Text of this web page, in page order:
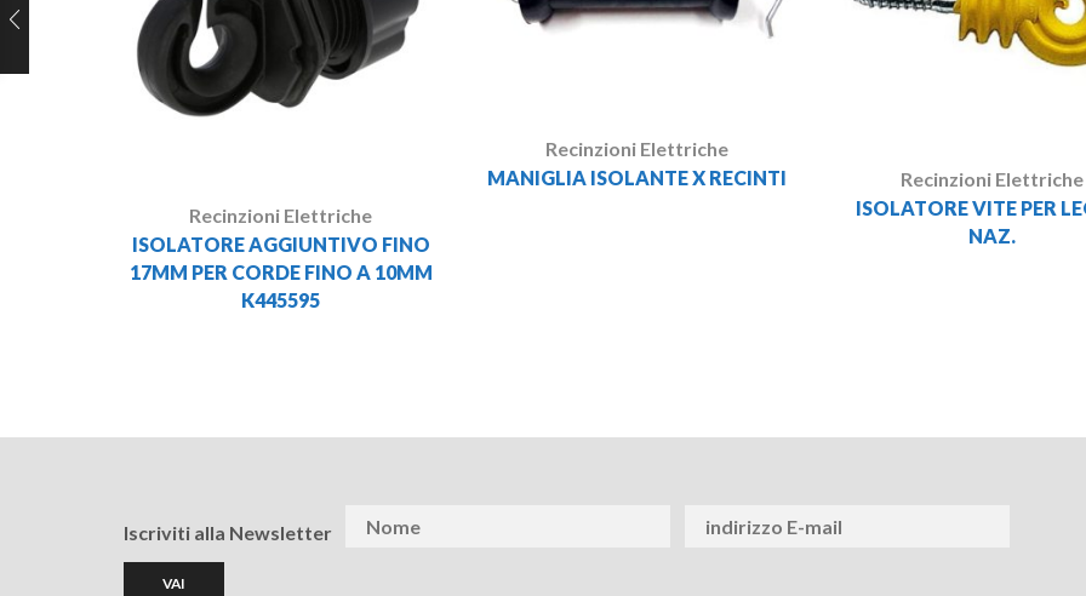
Recinzioni Elettriche
ISOLATORE AGGIUNTIVO FINO
17MM PER CORDE FINO A 10MM
K445595
Recinzioni Elettriche
MANIGLIA ISOLANTE X RECINTI
Recinzioni Elettriche
ISOLATORE VITE PER
NAZ.
Iscriviti alla Newsletter